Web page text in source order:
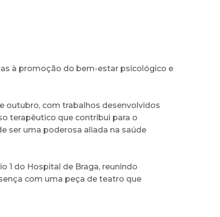
à promoção do bem-estar psicológico e
outubro, com trabalhos desenvolvidos
terapêutico que contribui para o
ser uma poderosa aliada na saúde
1 do Hospital de Braga, reunindo
com uma peça de teatro que